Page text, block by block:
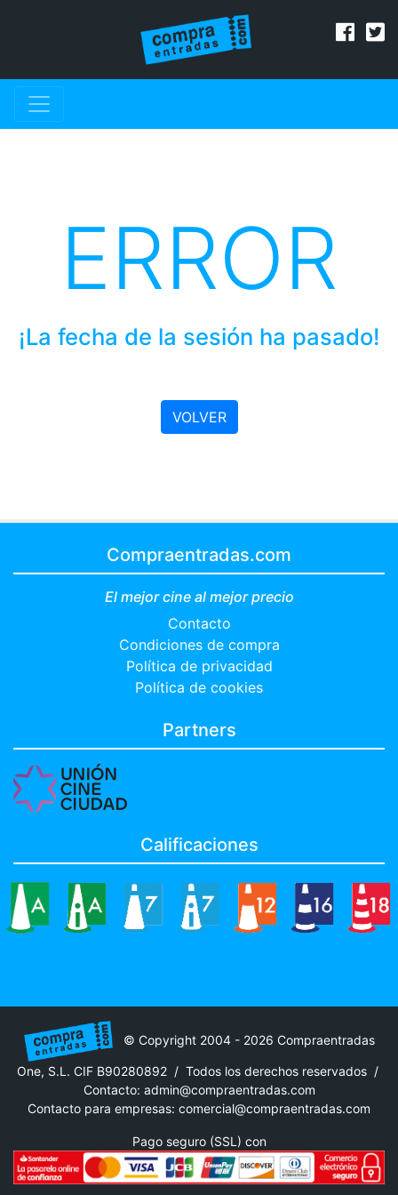
ERROR
¡La fecha de la sesión ha pasado!
VOLVER
Compraentradas.com
El mejor cine al mejor precio
Contacto
Condiciones de compra
Política de privacidad
Política de cookies
Partners
Calificaciones
© Copyright 2004 - 2026 Compraentradas
One, S.L. CIF B90280892 / Todos los derechos reservados /
Contacto: admin@compraentradas.com
Contacto para empresas: comercial@compraentradas.com
Pago seguro (SSL) con